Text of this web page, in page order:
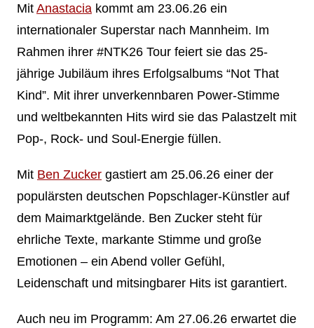
Mit Anastaciakommt am 23.06.26 ein
internationaler Superstar nach Mannheim. Im
Rahmen ihrer #NTK26 Tour feiert sie das 25-
jährige Jubiläum ihres Erfolgsalbums “Not That
Kind”. Mit ihrer unverkennbaren Power-Stimme
und weltbekannten Hits wird sie das Palastzelt mit
Pop-, Rock- und Soul-Energie füllen.
Mit Ben Zuckergastiert am 25.06.26 einer der
populärsten deutschen Popschlager-Künstler auf
dem Maimarktgelände. Ben Zucker steht für
ehrliche Texte, markante Stimme und große
Emotionen – ein Abend voller Gefühl,
Leidenschaft und mitsingbarer Hits ist garantiert.
Auch neu im Programm: Am 27.06.26 erwartet die